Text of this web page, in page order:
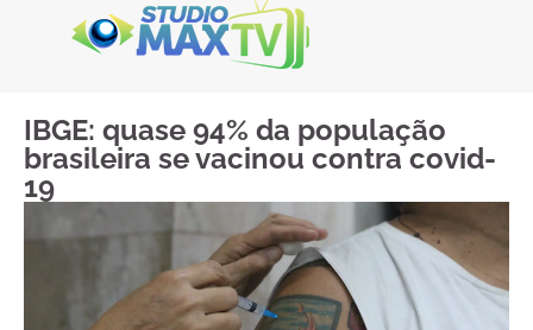
IBGE: quase 94% da população
brasileira se vacinou contra covid-
19